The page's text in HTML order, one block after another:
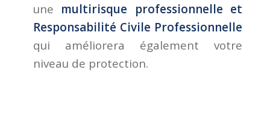
une multirisque professionnelle et
Responsabilité Civile Professionnelle
qui améliorera également votre
niveau de protection.